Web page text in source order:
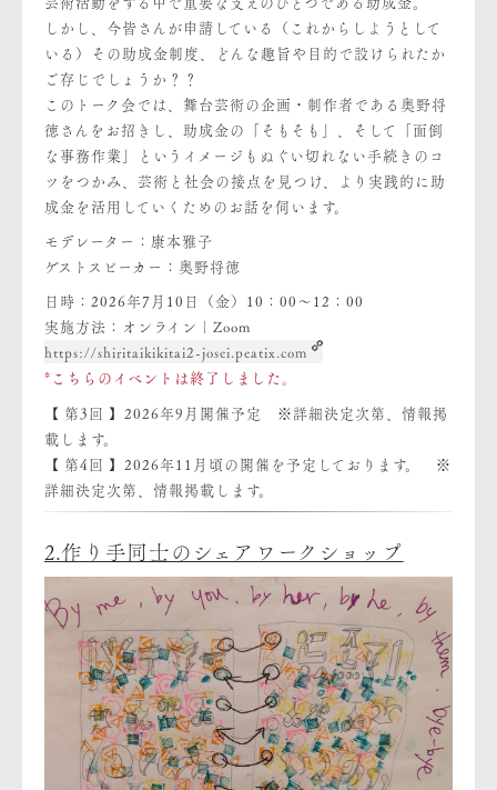
しかし、今皆さんが申請している（これからしようとして
いる）その助成金制度、どんな趣旨や目的で設けられたか
ご存じでしょうか？？
このトーク会では、舞台芸術の企画・制作者である奥野将
徳さんをお招きし、助成金の「そもそも」、そして「面倒
な事務作業」というイメージもぬぐい切れない手続きのコ
ツをつかみ、芸術と社会の接点を見つけ、より実践的に助
成金を活用していくためのお話を伺います。
モデレーター：康本雅子
ゲストスピーカー：奥野将徳
日時：2026年7月10日（金）10：00～12：00
実施方法：オンライン｜Zoom
https://shiritaikikitai2-josei.peatix.com
*こちらのイベントは終了しました。
【 第3回 】2026年9月開催予定 ※詳細決定次第、情報掲
載します。
【 第4回 】2026年11月頃の開催を予定しております。 ※
詳細決定次第、情報掲載します。
2.作り手同士のシェアワークショップ